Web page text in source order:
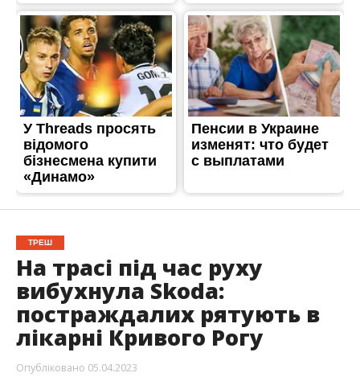
ТРЕШ
На трасі під час руху
вибухнула Skoda:
постраждалих рятують в
лікарні Кривого Рогу
Опубліковано 05.04.2023